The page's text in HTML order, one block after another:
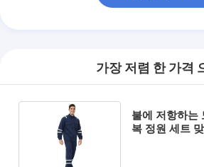
가장 저렴 한 가격
불에 저항하는
복 정원 세트